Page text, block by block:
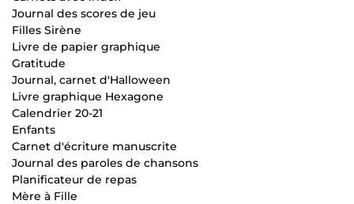
Journal des scores de jeu
Filles Sirène
Livre de papier graphique
Gratitude
Journal, carnet d'Halloween
Livre graphique Hexagone
Calendrier 20-21
Enfants
Carnet d'écriture manuscrite
Journal des paroles de chansons
Planificateur de repas
Mère à Fille